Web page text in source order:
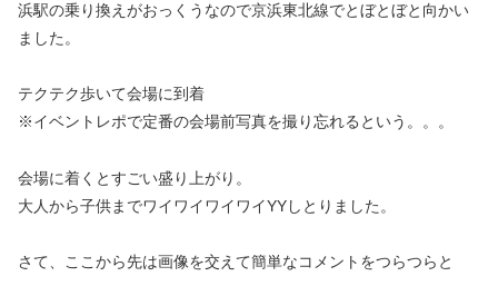
浜駅の乗り換えがおっくうなので京浜東北線でとぼとぼと向かい
ました。
テクテク歩いて会場に到着
※イベントレポで定番の会場前写真を撮り忘れるという。。。
会場に着くとすごい盛り上がり。
大人から子供までワイワイワイワイYYしとりました。
さて、ここから先は画像を交えて簡単なコメントをつらつらと